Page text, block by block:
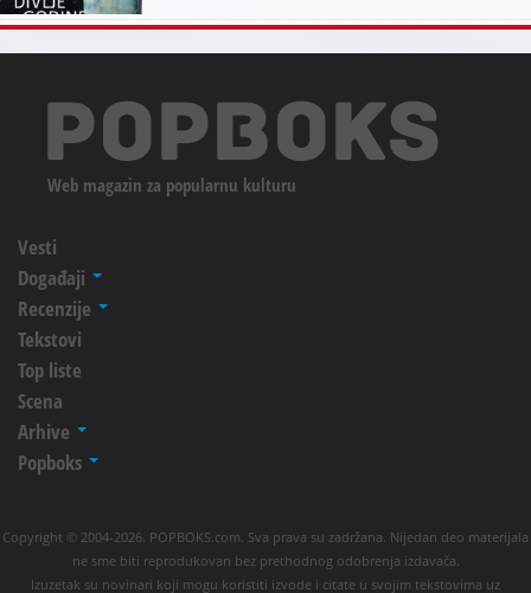
Web magazin za popularnu kulturu
Vesti
Događaji
Recenzije
Tekstovi
Top liste
Scena
Arhive
Popboks
Copyright © 2004-2026. POPBOKS.com. Sva prava su zadržana. Nijedan deo materijala
ne sme biti reprodukovan bez prethodnog odobrenja izdavača.
Izuzetak su novinari koji mogu koristiti izvode i citate u svojim tekstovima uz